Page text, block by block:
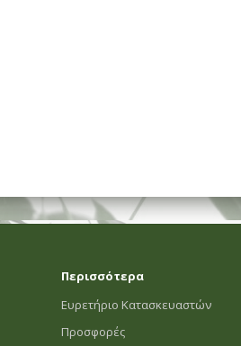
Περισσότερα
Ευρετήριο Κατασκευαστών
Προσφορές